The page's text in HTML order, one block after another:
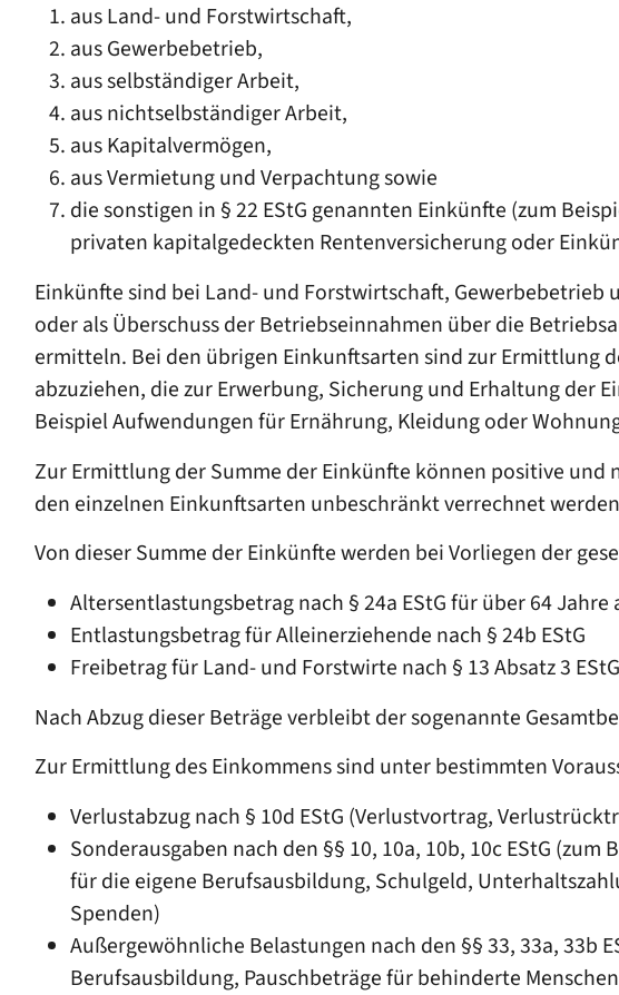
aus Land- und Forstwirtschaft,
aus Gewerbebetrieb,
aus selbständiger Arbeit,
aus nichtselbständiger Arbeit,
aus Kapitalvermögen,
aus Vermietung und Verpachtung sowie
die sonstigen in § 22 EStG genannten Einkünfte (zum
privaten kapitalgedeckten Rentenversicherung oder
Einkünfte sind bei Land- und Forstwirtschaft,
oder als Überschuss der Betriebseinnahmen über die
ermitteln. Bei den übrigen Einkunftsarten sind zur Ermittlung
abzuziehen, die zur Erwerbung, Sicherung und Erhaltung der
Beispiel Aufwendungen für Ernährung, Kleidung oder
Zur Ermittlung der Summe der Einkünfte können positive
den einzelnen Einkunftsarten unbeschränkt verrechnet
Von dieser Summe der Einkünfte werden bei Vorliegen der
Altersentlastungsbetrag nach § 24a EStG für über 64
Entlastungsbetrag für Alleinerziehende nach § 24b EStG
Freibetrag für Land- und Forstwirte nach § 13 Absatz 3 EStG
Nach Abzug dieser Beträge verbleibt der sogenannte
Zur Ermittlung des Einkommens sind unter bestimmten
Verlustabzug nach § 10d EStG (Verlustvortrag,
Sonderausgaben nach den §§ 10, 10a, 10b, 10c EStG
für die eigene Berufsausbildung, Schulgeld,
Spenden)
Außergewöhnliche Belastungen nach den §§ 33, 33a,
Berufsausbildung, Pauschbeträge für behinderte